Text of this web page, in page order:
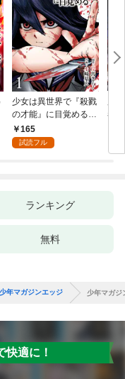
少女は異世界で『殺戮
の才能』に目覚める
(話売り) #1
165
試読フル
者
ランキング
無料
少年マガジンエッジ 少年マガ
快適に！